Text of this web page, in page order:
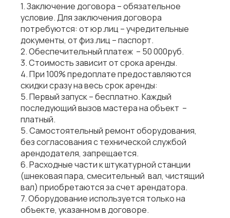
1. Заключение договора – обязательное
условие. Для заключения договора
потребуются: от юр.лиц – учредительные
документы, от физ.лиц – паспорт.
2. Обеспечительный платеж – 50 000руб.
3. Стоимость зависит от срока аренды.
4. При 100% предоплате предоставляются
скидки сразу на весь срок аренды:
5. Первый запуск – бесплатно. Каждый
последующий вызов мастера на объект –
платный.
5. Самостоятельный ремонт оборудования,
без согласования с технической службой
арендодателя, запрещается.
6. Расходные части к штукатурной станции
(шнековая пара, смесительный вал, чистящий
вал) приобретаются за счет арендатора.
7. Оборудование используется только на
объекте, указанном в договоре.